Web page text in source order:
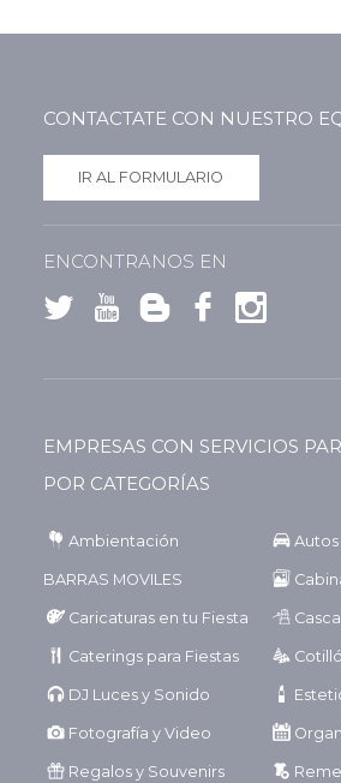
CONTACTATE CON NUESTRO
IR AL FORMULARIO
ENCONTRANOS EN
EMPRESAS CON SERVICIOS
POR CATEGORÍAS
Ambientación Autos
BARRAS MOVILES
Caricaturas en tu Fiesta
Caterings para Fiestas
DJ Luces y Sonido
Fotografía y Video
Regalos y Souvenirs